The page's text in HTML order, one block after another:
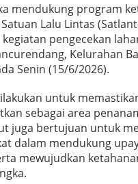
mendukung program
Lalu Lintas
pengecekan
Kelurahan
Senin (15/6/2026).
untuk
sebagai area
juga bertujuan untuk
dalam mendukung
mewujudkan